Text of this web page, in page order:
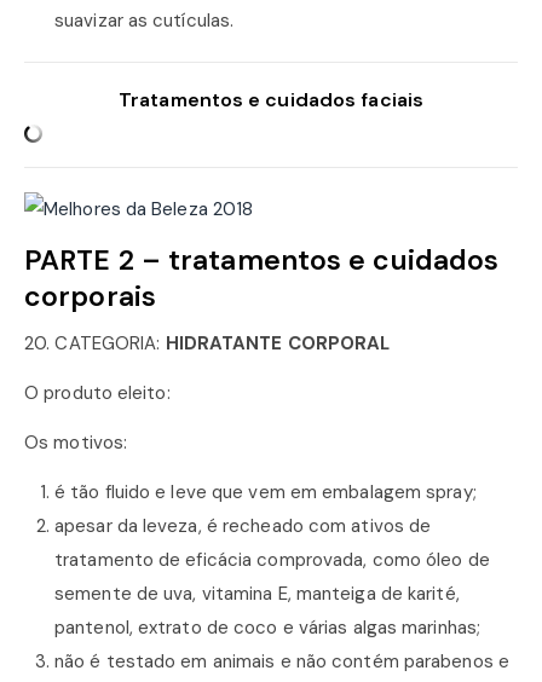
suavizar as cutículas.
Tratamentos e cuidados faciais
PARTE 2 – tratamentos e cuidados
corporais
20. CATEGORIA: HIDRATANTE CORPORAL
O produto eleito:
Os motivos:
é tão fluido e leve que vem em embalagem spray;
apesar da leveza, é recheado com ativos de
tratamento de eficácia comprovada, como óleo de
semente de uva, vitamina E, manteiga de karité,
pantenol, extrato de coco e várias algas marinhas;
não é testado em animais e não contém parabenos e